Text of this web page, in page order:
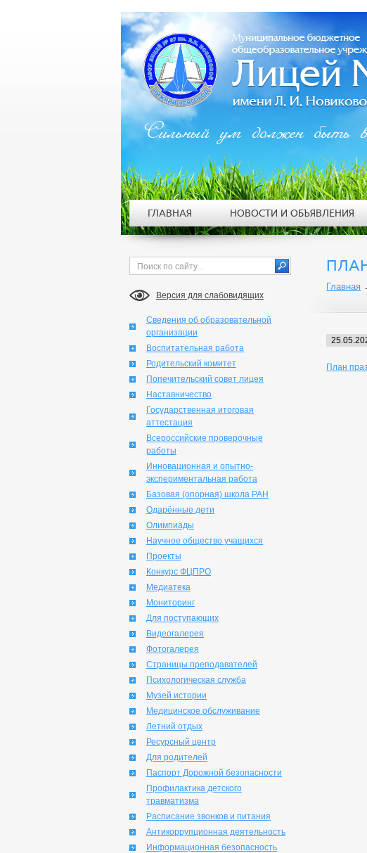
Версия для слабовидящих
Сведения об образовательной
организации
Воспитательная работа
Родительский комитет
Попечительский совет лицея
Наставничество
Государственная итоговая
аттестация
Всероссийские проверочные
работы
Инновационная и опытно-
экспериментальная работа
Базовая (опорная) школа РАН
Одарённые дети
Олимпиады
Научное общество учащихся
Проекты
Конкурс ФЦПРО
Медиатека
Мониторинг
Для поступающих
Видеогалерея
Фотогалерея
Страницы преподавателей
Психологическая служба
Музей истории
Медицинское обслуживание
Летний отдых
Ресурсный центр
Для родителей
Паспорт Дорожной безопасности
Профилактика детского
травматизма
Расписание звонков и питания
Антикоррупционная деятельность
Информационная безопасность
Главная
План
Сильный ум должен быть
ГЛАВНАЯ НОВОСТИ И ОБЪЯВЛЕНИЯ